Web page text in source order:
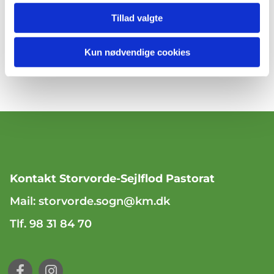
Tillad valgte
Kun nødvendige cookies
Det er gratis at deltage!
Kontakt Storvorde-Sejlflod Pastorat
Mail: storvorde.sogn@km.dk
Tlf. 98 31 84 70